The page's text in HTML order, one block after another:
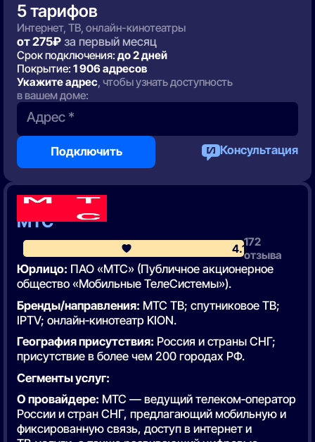
5 тарифов
Интернет, ТВ, онлайн-кинотеатры
от 275₽за первый месяц
Срок подключения: до 2 дней
Покрытие: 1 906 адресов
Укажите адрес, чтобы узнать доступность
в вашем доме:
Адрес *
Подключить Консультация
3 место
МТС
4.1172
отзыва
Юрлицо: ПАО «МТС» (Публичное акционерное
общество «Мобильные ТелеСистемы»).
Бренды/направления: МТС ТВ; спутниковое ТВ;
IPTV; онлайн‑кинотеатр KION.
География присутствия: Россия и страны СНГ;
присутствие в более чем 200 городах РФ.
Сегменты услуг:
О провайдере: МТС — ведущий телеком‑оператор
России и стран СНГ, предлагающий мобильную и
фиксированную связь, доступ в интернет и